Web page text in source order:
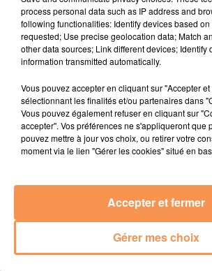
TITRES DIFFUSÉS
5h06
5h06 5h03
5h03
So Many Men, So
LE TOP
process personal data such as IP address and
following functionalities: Identify devices based
requested; Use precise geolocation data; Match
other data sources; Link different devices; Identify
information transmitted automatically.
Vous pouvez accepter en cliquant sur "Accepter
sélectionnant les finalités et/ou partenaires dans
Vous pouvez également refuser en cliquant sur
accepter". Vos préférences ne s'appliqueront que
pouvez mettre à jour vos choix, ou retirer votre
moment via le lien "Gérer les cookies" situé en
Gérer mes choix
Accepter et fermer